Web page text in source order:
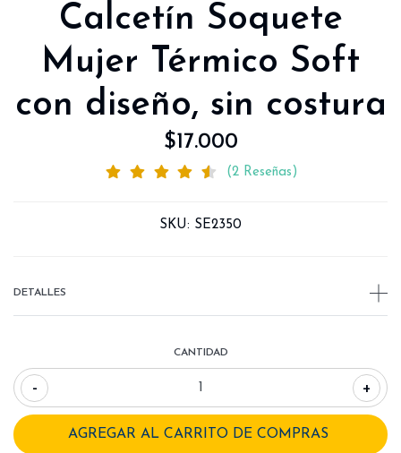
Calcetín Soquete
Mujer Térmico Soft
con diseño, sin costura
$17.000
(2 Reseñas)
SKU: SE2350
DETALLES
CANTIDAD
- +